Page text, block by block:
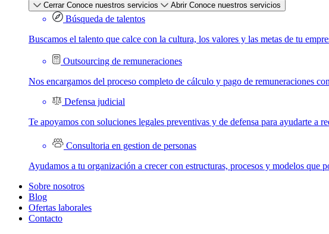
Cerrar Conoce nuestros servicios Abrir Conoce nuestros servicios
Búsqueda de talentos
Buscamos el talento que calce con la cultura, los valores y las metas de tu
Outsourcing de remuneraciones
Nos encargamos del proceso completo de cálculo y pago de remuneraciones
Defensa judicial
Te apoyamos con soluciones legales preventivas y de defensa para ayudarte a
Consultoria en gestion de personas
Ayudamos a tu organización a crecer con estructuras, procesos y modelos que
Sobre nosotros
Blog
Ofertas laborales
Contacto